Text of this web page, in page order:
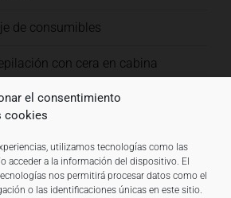
el consentimiento
cookies
utilizamos tecnologías como las
acceder a la información del dispositivo. El
nos permitirá procesar datos como el
o las identificaciones únicas en este sitio.
de consumibles
con cera en cabina